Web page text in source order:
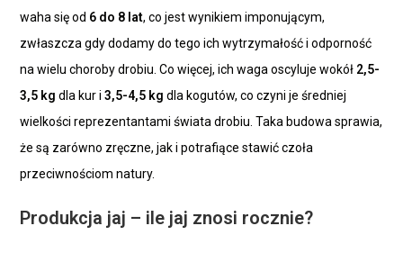
waha się od 6 do 8 lat, co jest wynikiem imponującym,
zwłaszcza gdy dodamy do tego ich wytrzymałość i odporność
na wielu choroby drobiu. Co więcej, ich waga oscyluje wokół 2,5-
3,5 kg dla kur i3,5-4,5 kg dla kogutów, co czyni je średniej
wielkości reprezentantami świata drobiu. Taka budowa sprawia,
że są zarówno zręczne, jak i potrafiące stawić czoła
przeciwnościom natury.
Produkcja jaj – ile jaj znosi rocznie?